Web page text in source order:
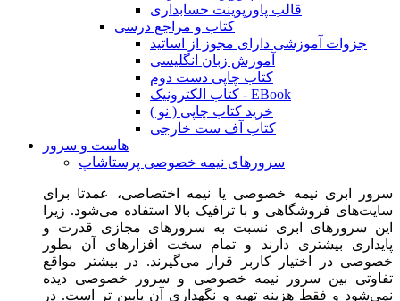
قالب پاورپوینت حسابداری
کتاب و مراجع درسی
جزوات آموزشی دارای مجوز از اساتید
آموزش زبان انگلیسی
کتاب چاپی دست دوم
کتاب الکترونیک - EBook
خرید کتاب چاپی ( نو )
کتاب آف ست خارجی
هاست و سرور
سرورهای نیمه خصوصی پرستاشاپ
سرور ابری نیمه خصوصی یا نیمه اختصاصی، عمدتا برای
سایت‌های فروشگاهی و با ترافیک بالا استفاده می‌شود. زیرا
این سرورهای ابری نسبت به سرورهای مجازی قدرت و
پایداری بیشتری دارند و تمام سخت افزارهای آن بطور
خصوصی در اختیار کاربر قرار می‌گیرند. در بیشتر مواقع
تفاوتی بین سرور نیمه خصوصی و سرور خصوصی دیده
نمی‌شود و فقط هزینه تهیه و نگهداری آن پایین تر است. در